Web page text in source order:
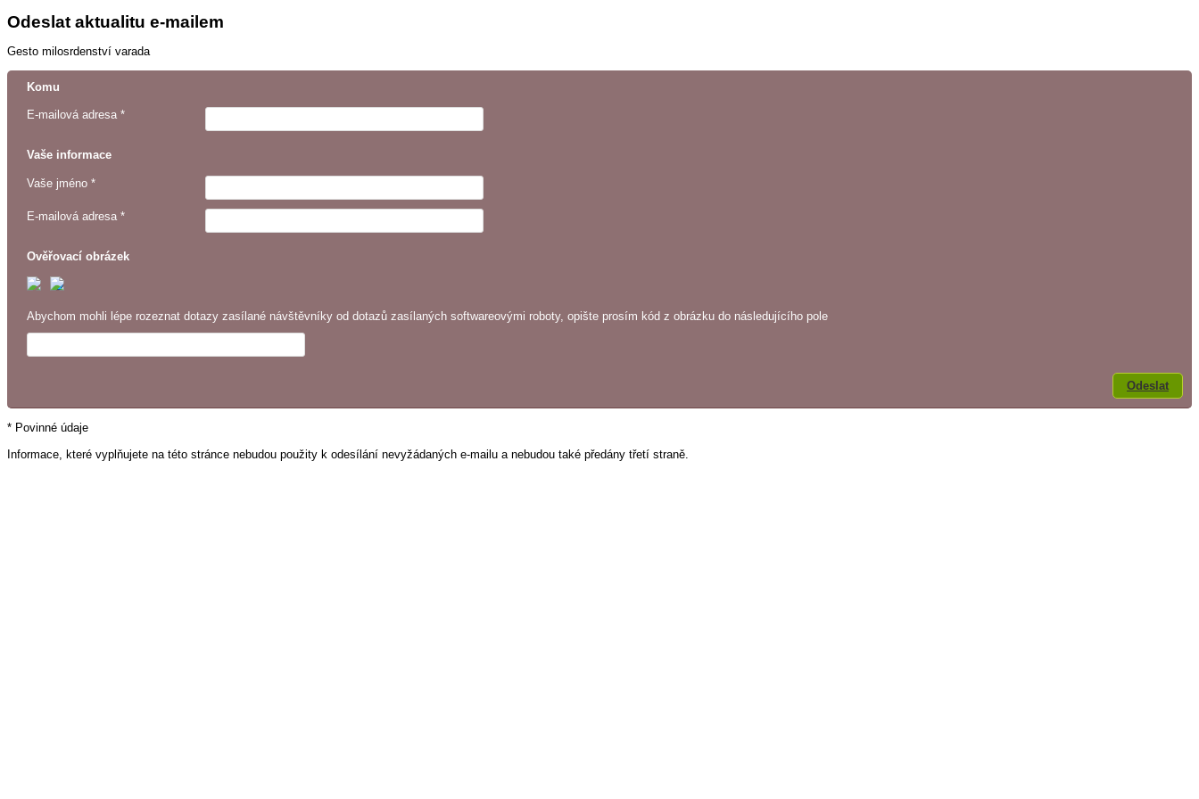
Odeslat aktualitu e-mailem
Gesto milosrdenství varada
Komu
E-mailová adresa *
Vaše informace
Vaše jméno *
E-mailová adresa *
Ověřovací obrázek
Abychom mohli lépe rozeznat dotazy zasílané návštěvníky od dotazů zasílaných softwareovými roboty, opište prosím kód z obrázku do následujícího pole
* Povinné údaje
Informace, které vyplňujete na této stránce nebudou použity k odesílání nevyžádaných e-mailu a nebudou také předány třetí straně.